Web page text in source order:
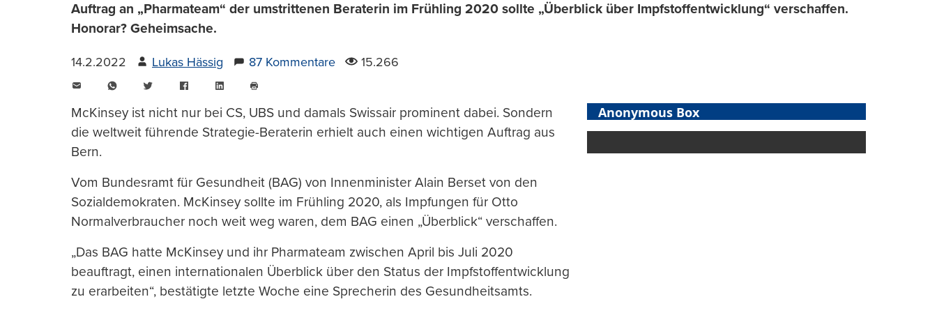
Auftrag an „Pharmateam“ der umstrittenen Beraterin im Frühling 2020 sollte „Überblick über Impfstoffentwicklung“ verschaffen.
Honorar? Geheimsache.
14.2.2022 Lukas Hässig 87 Kommentare 15.266
WhatsAppTwitter FacebookLinkedIn
drucken
McKinsey ist nicht nur bei CS, UBS und damals Swissair prominent dabei. Sondern
die weltweit führende Strategie-Beraterin erhielt auch einen wichtigen Auftrag aus
Bern.
Vom Bundesramt für Gesundheit (BAG) von Innenminister Alain Berset von den
Sozialdemokraten. McKinsey sollte im Frühling 2020, als Impfungen für Otto
Normalverbraucher noch weit weg waren, dem BAG einen „Überblick“ verschaffen.
„Das BAG hatte McKinsey und ihr Pharmateam zwischen April bis Juli 2020
beauftragt, einen internationalen Überblick über den Status der Impfstoffentwicklung
zu erarbeiten“, bestätigte letzte Woche eine Sprecherin des Gesundheitsamts.
Anonymous Box